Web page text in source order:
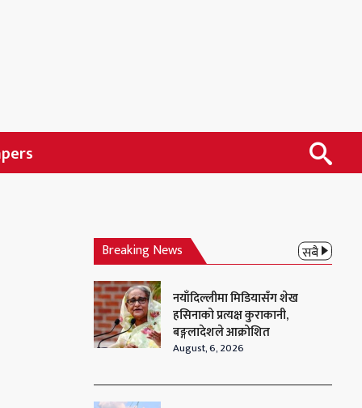
Breaking News सबै
नयाँदिल्लीमा मिडियासँग शेख
हसिनाको प्रत्यक्ष कुराकानी,
बङ्गलादेशले आक्रोशित
August, 6, 2026